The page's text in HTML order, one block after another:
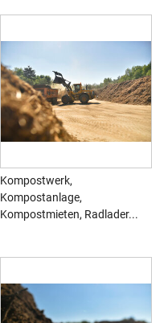
Kompostwerk,
Kompostanlage,
Kompostmieten, Radlader...